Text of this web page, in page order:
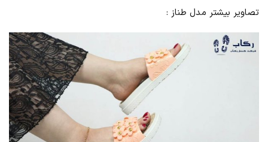
تصاویر بیشتر مدل طناز :